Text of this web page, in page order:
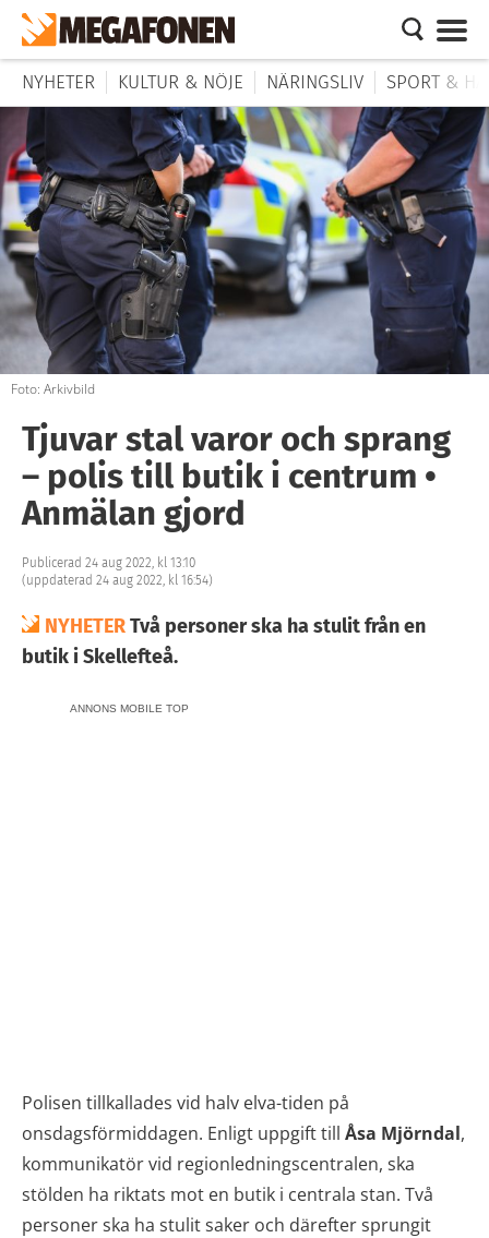
NYHETER KULTUR & NÖJE NÄRINGSLIV SPORT &
Foto: Arkivbild
Tjuvar stal varor och sprang
– polis till butik i centrum •
Anmälan gjord
Publicerad 24 aug 2022, kl 13:10
(uppdaterad 24 aug 2022, kl 16:54)
NYHETERTvå personer ska ha stulit från en
butik i Skellefteå.
ANNONS MOBILE TOP
Polisen tillkallades vid halv elva-tiden på
onsdagsförmiddagen. Enligt uppgift till Åsa Mjörndal,
kommunikatör vid regionledningscentralen, ska
stölden ha riktats mot en butik i centrala stan. Två
personer ska ha stulit saker och därefter sprungit